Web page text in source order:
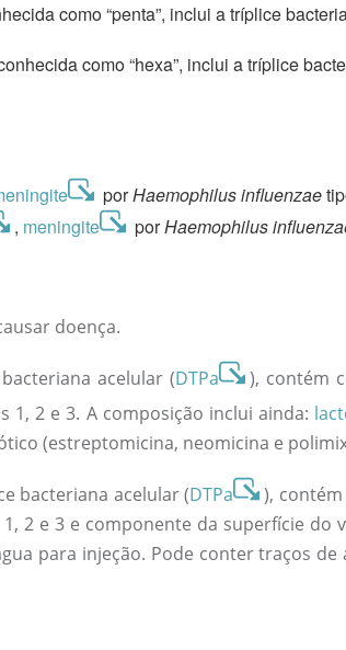
como “penta”, inclui a tríplice
como “hexa”, inclui a tríplice
porHaemophilus influenzae
, meningite porHaemophilus
doença.
acelular (DTPa ), contém
2 e 3. A composição inclui ainda:
(estreptomicina, neomicina e
bacteriana acelular (DTPa ),
2 e 3 e componente da superfície do
para injeção. Pode conter traços